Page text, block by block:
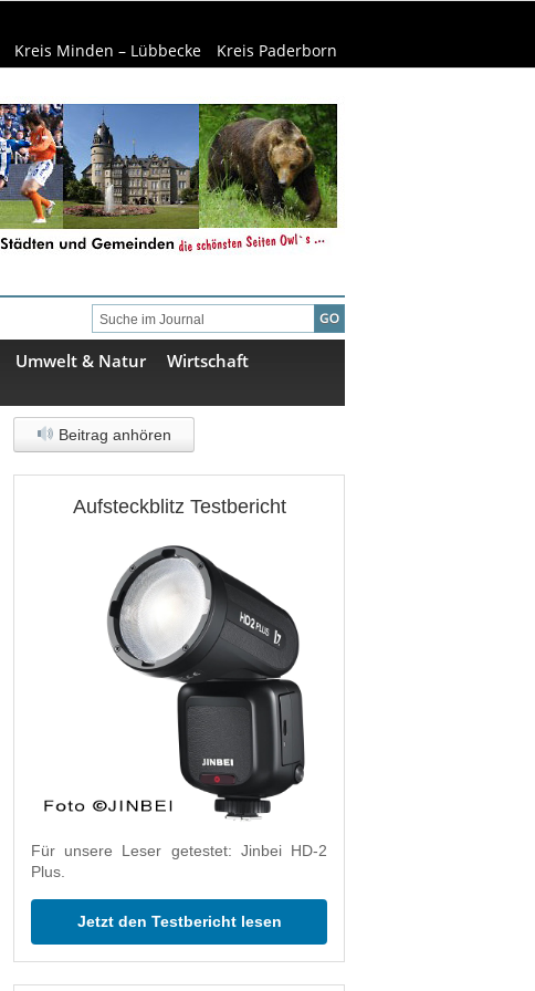
Kreis Minden – Lübbecke Kreis Paderborn
Umwelt & Natur
Wirtschaft
Beitrag anhören
Aufsteckblitz Testbericht
Für unsere Leser getestet: Jinbei HD-2
Plus.
Jetzt den Testbericht lesen